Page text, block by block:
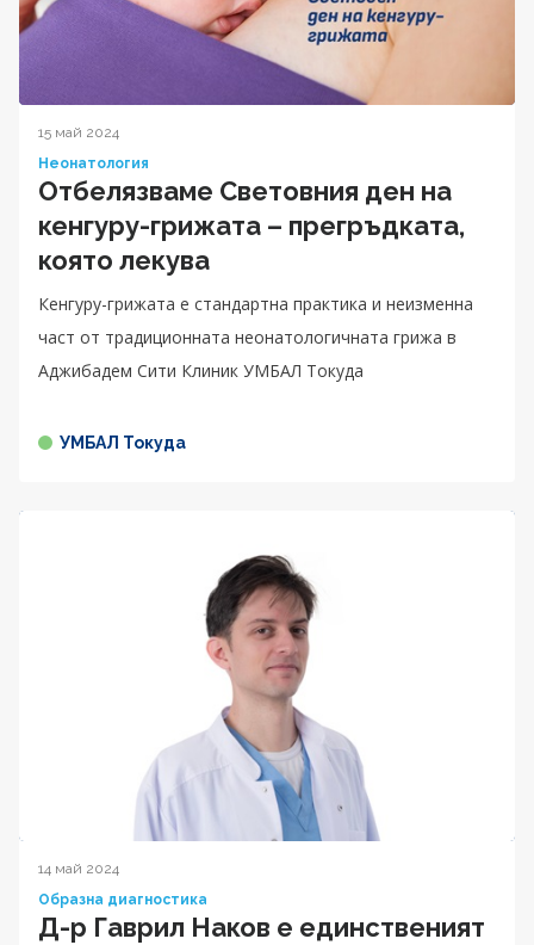
15 май 2024
Неонатология
Отбелязваме Световния ден на
кенгуру-грижата – прегръдката,
която лекува
Кенгуру-грижата е стандартна практика и неизменна
част от традиционната неонатологичната грижа в
Аджибадем Сити Клиник УМБАЛ Токуда
УМБАЛ Токуда
14 май 2024
Образна диагностика
Д-р Гаврил Наков е единственият